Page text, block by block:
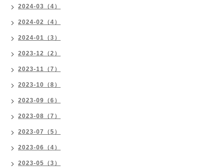
2024-03（4）
2024-02（4）
2024-01（3）
2023-12（2）
2023-11（7）
2023-10（8）
2023-09（6）
2023-08（7）
2023-07（5）
2023-06（4）
2023-05（3）